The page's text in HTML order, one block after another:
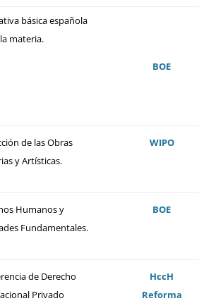
básica española
materia.
BOE
de las Obras
y Artísticas.
WIPO
Humanos y
Fundamentales.
BOE
de Derecho
Privado
HccH
Reforma